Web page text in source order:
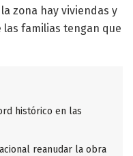
zona hay viviendas y
familias tengan que
histórico en las
reanudar la obra